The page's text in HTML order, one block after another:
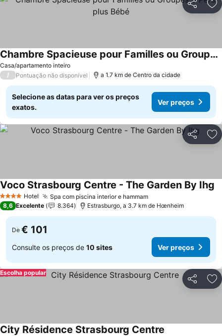
Partilhar
Casa/apartamento inteiro
Chambre Spacieuse pour Familles ou Groupes 5 Pers plus Bébé
Ver preços
/ Pontuação não disponível a 1.7 km de Centro da cidade
Selecione as datas para ver os preços
exatos.
Ver preços
Partilhar
4 EstrelasHotel Spa com piscina interior e hammamVer preços
Voco Strasbourg Centre - The Garden By Ihg
8,6 Excelente 8.364 Estrasburgo, a 3.7 km de Hœnheim
De € 101
Consulte os preços de 10 sites Ver preços
Partilhar
Escolha popular
City Résidence Strasbourg Centre